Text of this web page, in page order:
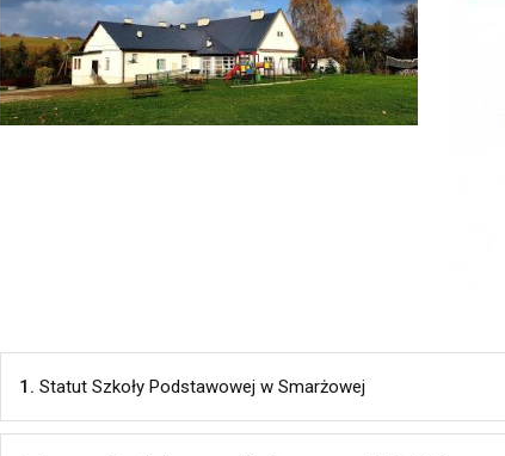
1. Statut Szkoły Podstawowej w Smarżowej